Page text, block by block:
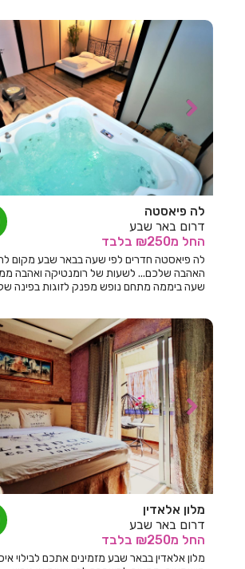
חדרים לפי שעה ביפו
חדרים לפי שעה ביציץ
חדרים לפי שעה ביקנעם
חדרים לפי שעה בירושלים
חדרים לפי שעה בישע
חדרים לפי שעה בישרש
חדרים לפי שעה בכוכב מיכאל
חדרים לפי שעה בכורזים
חדרים לפי שעה בכחל
חדרים לפי שעה בכלנית
חדרים לפי שעה בכפר אדומים
חדרים לפי שעה בכפר אוריה
חדרים לפי שעה בכפר אחים
חדרים לפי שעה בכפר ברוך
חדרים לפי שעה בכפר גליקסון
חדרים לפי שעה בכפר ויתקין
חדרים לפי שעה בכפר ורדים
חדרים לפי שעה בכפר חנניה
חדרים לפי שעה בכפר טרומן
לה פיאסטה
דרום באר שבע
החל מ₪250 בלבד
לה פיאסטה חדרים לפי שעה בבאר שבע מקום
האהבה שלכם... לשעות של רומנטיקה ואהבה
שעה ביממה מתחם נופש מפנק לזוגות בפינה
מלון אלאדין
דרום באר שבע
החל מ₪250 בלבד
מלון אלאדין בבאר שבע מזמינים אתכם לבילוי